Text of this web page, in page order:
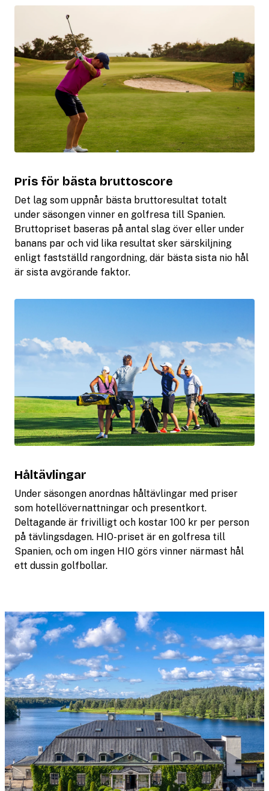
Pris för bästa bruttoscore
Det lag som uppnår bästa bruttoresultat totalt
under säsongen vinner en golfresa till Spanien.
Bruttopriset baseras på antal slag över eller under
banans par och vid lika resultat sker särskiljning
enligt fastställd rangordning, där bästa sista nio hål
är sista avgörande faktor.
Håltävlingar
Under säsongen anordnas håltävlingar med priser
som hotellövernattningar och presentkort.
Deltagande är frivilligt och kostar 100 kr per person
på tävlingsdagen. HIO-priset är en golfresa till
Spanien, och om ingen HIO görs vinner närmast hål
ett dussin golfbollar.